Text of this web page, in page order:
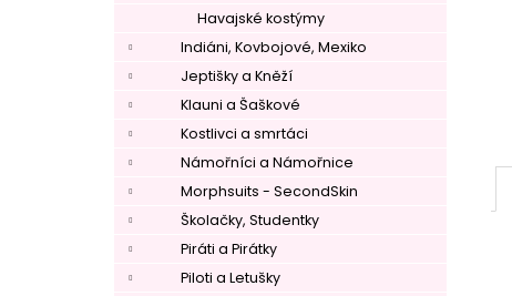
Havajské kostýmy
Indiáni, Kovbojové, Mexiko
Jeptišky a Kněží
Klauni a Šaškové
Kostlivci a smrtáci
Námořníci a Námořnice
Morphsuits - SecondSkin
Školačky, Studentky
Piráti a Pirátky
Piloti a Letušky